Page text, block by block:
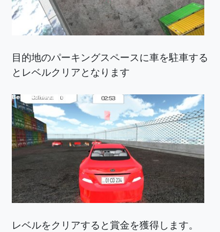
目的地のパーキングスペースに車を駐車する
とレベルクリアとなります
レベルをクリアすると賞金を獲得します。